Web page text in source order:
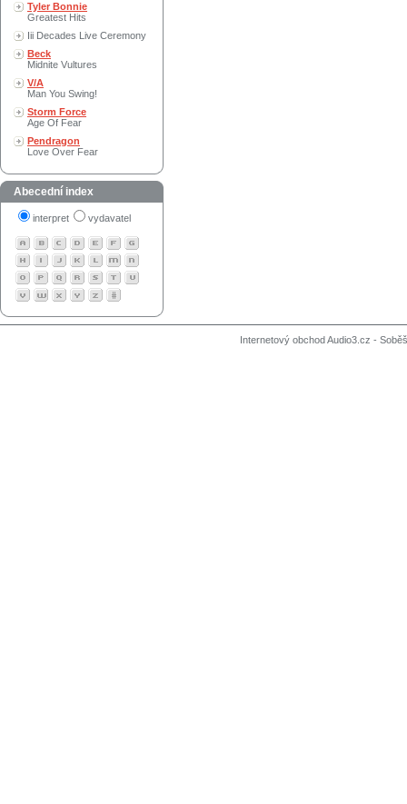
Tyler Bonnie
Greatest Hits
Iii Decades Live Ceremony
Beck
Midnite Vultures
V/A
Man You Swing!
Storm Force
Age Of Fear
Pendragon
Love Over Fear
Abecední index
interpret vydavatel
Internetový obchod Audio3.cz -